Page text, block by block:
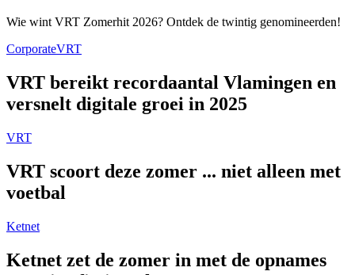
Wie wint VRT Zomerhit 2026? Ontdek de twintig genomineerden!
CorporateVRT
VRT bereikt recordaantal Vlamingen en
versnelt digitale groei in 2025
VRT
VRT scoort deze zomer ... niet alleen met
voetbal
Ketnet
Ketnet zet de zomer in met de opnames